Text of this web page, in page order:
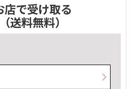
店で受け取る
（送料無料）